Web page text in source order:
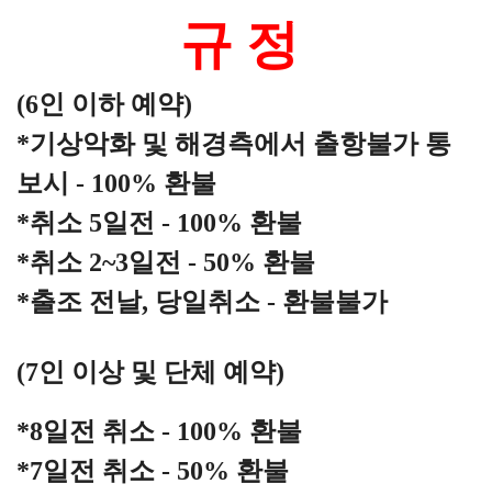
규 정
(6인 이하 예약)
*기상악화 및 해경측에서 출항불가 통
보시 - 100% 환불
*취소 5일전 - 100% 환불
*취소 2~3일전 - 50% 환불
*출조 전날, 당일취소 - 환불불가
(7인 이상 및 단체 예약)
*8일전 취소 - 100% 환불
*7일전 취소 - 50% 환불